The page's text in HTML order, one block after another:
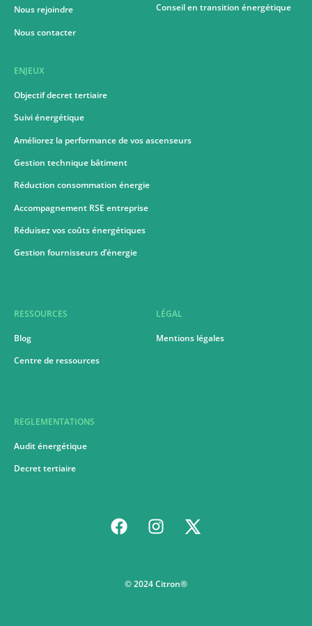
Nous rejoindre
Nous contacter
ENJEUX
Objectif decret tertiaire
Suivi énergétique
Améliorez la performance de vos ascenseurs
Gestion technique bâtiment
Réduction consommation énergie
Accompagnement RSE entreprise
Réduisez vos coûts énergétiques
Gestion fournisseurs d’énergie
Conseil en transition énergétique
RESSOURCES
Blog
Centre de ressources
REGLEMENTATIONS
Audit énergétique
Decret tertiaire
LÉGAL
Mentions légales
© 2024 Citron®